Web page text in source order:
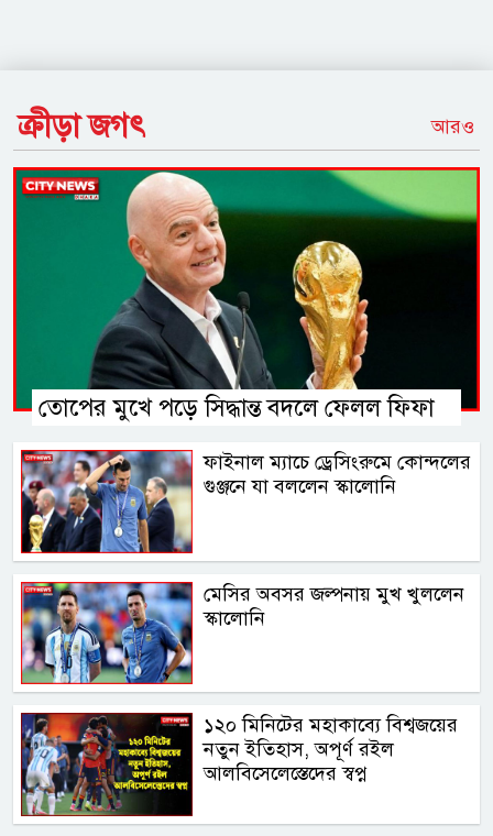
ক্রীড়া জগৎ আরও
তোপের মুখে পড়ে সিদ্ধান্ত বদলে ফেলল ফিফা
ফাইনাল ম্যাচে ড্রেসিংরুমে কোন্দলের
গুঞ্জনে যা বললেন স্কালোনি
মেসির অবসর জল্পনায় মুখ খুললেন
স্কালোনি
১২০ মিনিটের মহাকাব্যে বিশ্বজয়ের
নতুন ইতিহাস, অপূর্ণ রইল
আলবিসেলেস্তেদের স্বপ্ন